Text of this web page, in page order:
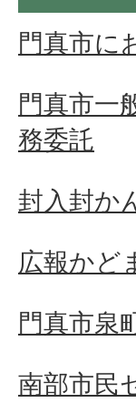
門真市に
門真市一
務委託
封入封か
広報かど
門真市泉
南部市民